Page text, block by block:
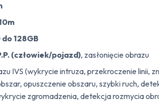
128GB
(człowiek/pojazd), zasłonięcie obrazu
IVS (wykrycie intruza, przekroczenie linii,
opuszczenie obszaru, szybki ruch,
zgromadzenia, detekcja rozmycia